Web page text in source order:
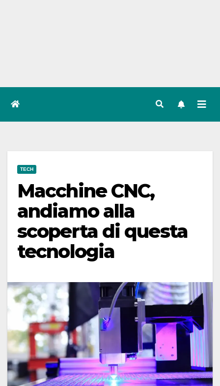
TECH
Macchine CNC,
andiamo alla
scoperta di questa
tecnologia